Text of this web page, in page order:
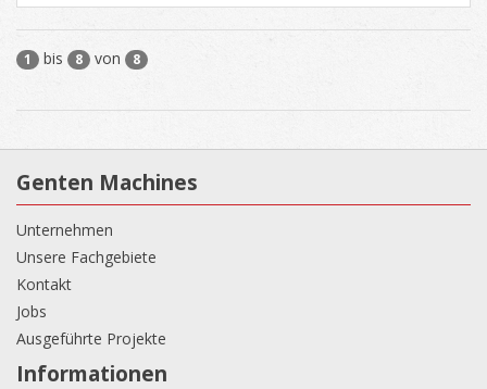
1 bis 8 von 8
Genten Machines
Unternehmen
Unsere Fachgebiete
Kontakt
Jobs
Ausgeführte Projekte
Informationen